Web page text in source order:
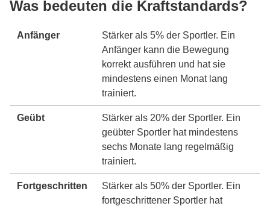
Was bedeuten die Kraftstandards?
Anfänger
Stärker als 5% der Sportler. Ein
Anfänger kann die Bewegung
korrekt ausführen und hat sie
mindestens einen Monat lang
trainiert.
Geübt
Stärker als 20% der Sportler. Ein
geübter Sportler hat mindestens
sechs Monate lang regelmäßig
trainiert.
Fortgeschritten
Stärker als 50% der Sportler. Ein
fortgeschrittener Sportler hat